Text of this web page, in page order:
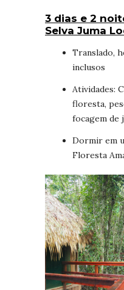
3 dias e 2
Selva Juma
Translado,
inclusos
Atividades:
floresta,
focagem de
Dormir em
Floresta